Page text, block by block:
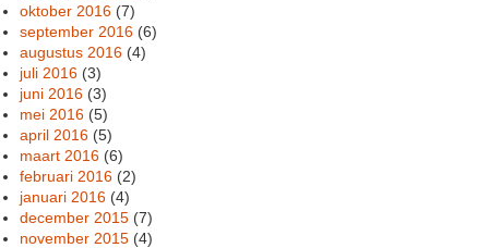
oktober 2016 (7)
september 2016 (6)
augustus 2016 (4)
juli 2016 (3)
juni 2016 (3)
mei 2016 (5)
april 2016 (5)
maart 2016 (6)
februari 2016 (2)
januari 2016 (4)
december 2015 (7)
november 2015 (4)